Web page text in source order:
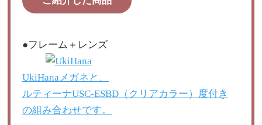
●フレーム＋レンズ
UkiHanaメガネと、
ルティーナUSC-ESBD（クリアカラー）度付き
の組み合わせです。